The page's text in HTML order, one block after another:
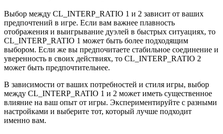
Выбор между CL_INTERP_RATIO 1 и 2 зависит от ваших
предпочтений в игре. Если вам важнее плавность
отображения и выигрывание дуэлей в быстрых ситуациях, то
CL_INTERP_RATIO 1 может быть более подходящим
выбором. Если же вы предпочитаете стабильное соединение и
уверенность в своих действиях, то CL_INTERP_RATIO 2
может быть предпочтительнее.
В зависимости от ваших потребностей и стиля игры, выбор
между CL_INTERP_RATIO 1 и 2 может иметь существенное
влияние на ваш опыт от игры. Экспериментируйте с разными
настройками и выберите тот, который лучше подходит
именно вам.